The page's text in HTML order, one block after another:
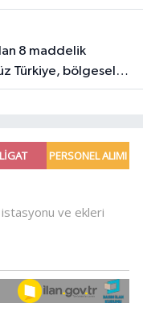
Türkiye, bölgesel
mesajı